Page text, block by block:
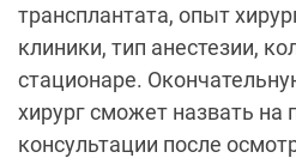
трансплантата, опыт
клиники, тип анестезии,
стационаре.
хирург сможет назвать на
консультации после